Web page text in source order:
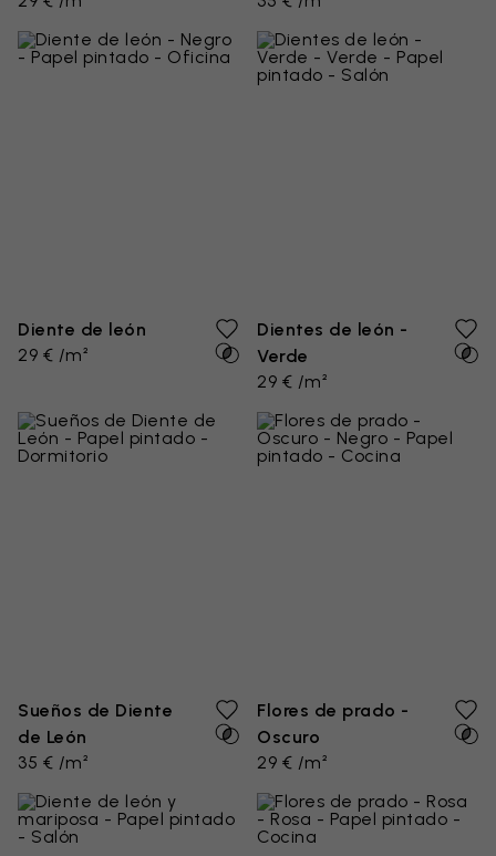
Diente de león
29 € /m²
Dientes de león -
Verde
29 € /m²
Sueños de Diente
de León
35 € /m²
Flores de prado -
Oscuro
29 € /m²